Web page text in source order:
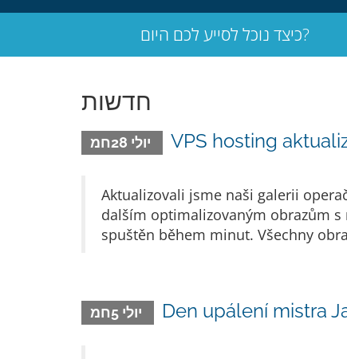
כיצד נוכל לסייע לכם היום?
חדשות
VPS hosting
Aktualizovali jsme naši galerii
dalším optimalizovaným obr­azům s
spuštěn během minut. Všechny
Den upálení mistra